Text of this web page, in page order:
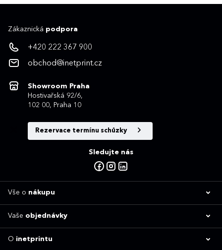
Zákaznická podpora
+420 222 367 900
obchod@inetprint.cz
Showroom Praha
Hostivařská 92/6,
102 00, Praha 10
Rezervace termínu schůzky
Sledujte nás
Vše o nákupu
Vaše objednávky
O inetprintu